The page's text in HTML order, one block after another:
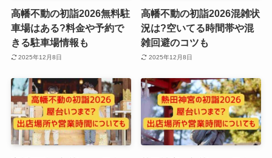
高幡不動の初詣2026無料駐
車場はある?料金や予約で
きる駐車場情報も
2025年12月8日
高幡不動の初詣2026混雑状
況は?空いてる時間帯や混
雑回避のコツも
2025年12月8日